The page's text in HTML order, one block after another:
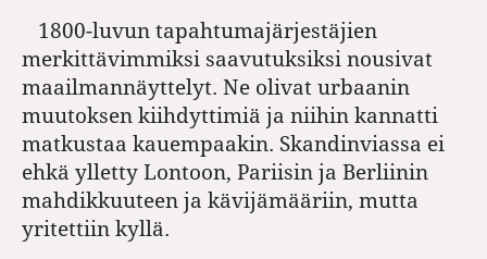
1800-luvun tapahtumajärjestäjien
merkittävimmiksi saavutuksiksi nousivat
maailmannäyttelyt. Ne olivat urbaanin
muutoksen kiihdyttimiä ja niihin kannatti
matkustaa kauempaakin. Skandinviassa ei
ehkä ylletty Lontoon, Pariisin ja Berliinin
mahdikkuuteen ja kävijämääriin, mutta
yritettiin kyllä.